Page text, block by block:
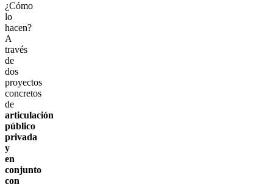
¿Cómo
lo
hacen?
A
través
de
dos
proyectos
concretos
de
articulación
público
privada
y
en
conjunto
con